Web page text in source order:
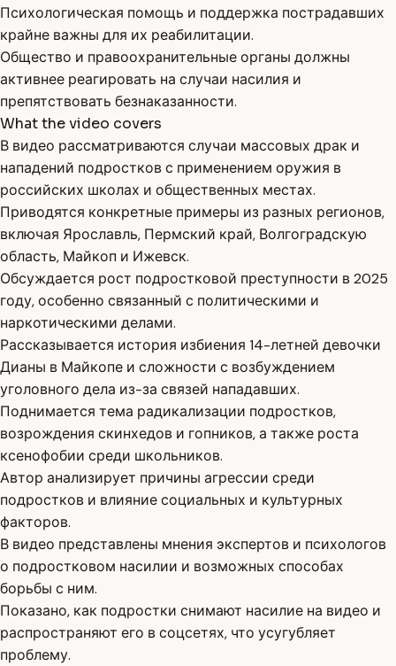
Психологическая помощь и поддержка пострадавших
крайне важны для их реабилитации.
Общество и правоохранительные органы должны
активнее реагировать на случаи насилия и
препятствовать безнаказанности.
What the video covers
В видео рассматриваются случаи массовых драк и
нападений подростков с применением оружия в
российских школах и общественных местах.
Приводятся конкретные примеры из разных регионов,
включая Ярославль, Пермский край, Волгоградскую
область, Майкоп и Ижевск.
Обсуждается рост подростковой преступности в 2025
году, особенно связанный с политическими и
наркотическими делами.
Рассказывается история избиения 14-летней девочки
Дианы в Майкопе и сложности с возбуждением
уголовного дела из-за связей нападавших.
Поднимается тема радикализации подростков,
возрождения скинхедов и гопников, а также роста
ксенофобии среди школьников.
Автор анализирует причины агрессии среди
подростков и влияние социальных и культурных
факторов.
В видео представлены мнения экспертов и психологов
о подростковом насилии и возможных способах
борьбы с ним.
Показано, как подростки снимают насилие на видео и
распространяют его в соцсетях, что усугубляет
проблему.